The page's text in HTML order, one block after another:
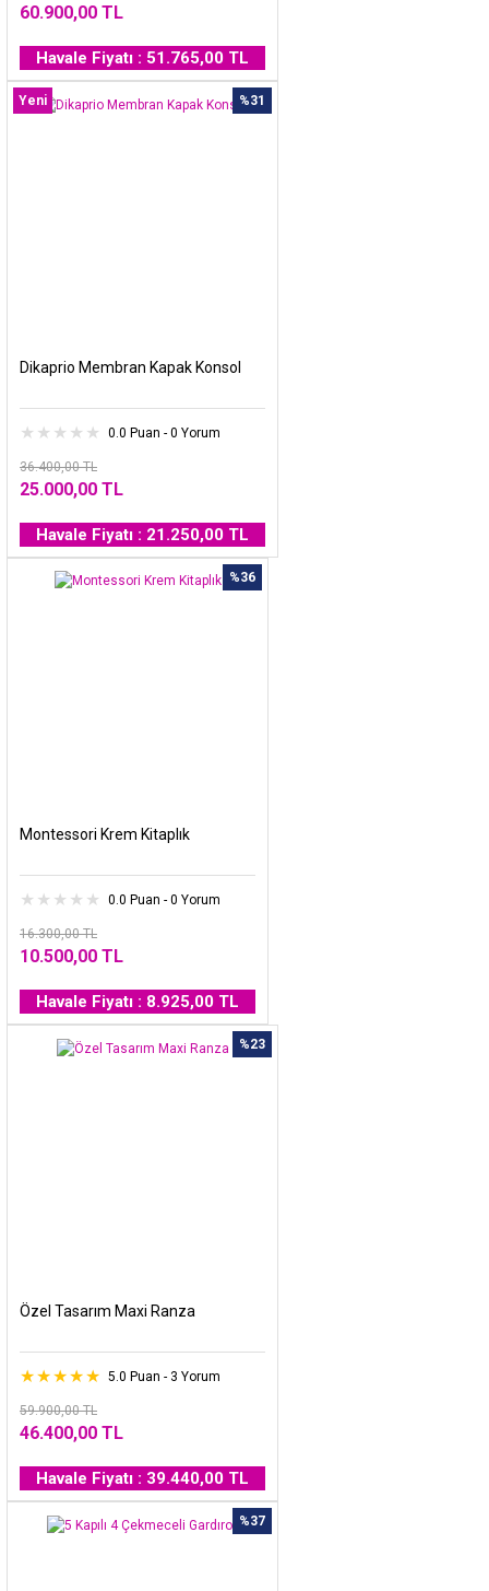
60.900,00 TL
Havale Fiyatı : 51.765,00 TL
%31
Yeni
Dikaprio Membran Kapak Konsol
0.0 Puan - 0 Yorum
36.400,00 TL
25.000,00 TL
Havale Fiyatı : 21.250,00 TL
%36
Montessori Krem Kitaplık
0.0 Puan - 0 Yorum
16.300,00 TL
10.500,00 TL
Havale Fiyatı : 8.925,00 TL
%23
Özel Tasarım Maxi Ranza
5.0 Puan - 3 Yorum
59.900,00 TL
46.400,00 TL
Havale Fiyatı : 39.440,00 TL
%37